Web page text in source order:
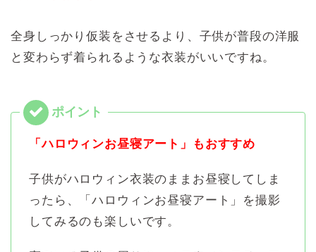
全身しっかり仮装をさせるより、子供が普段の洋服
と変わらず着られるような衣装がいいですね。
「ハロウィンお昼寝アート」もおすすめ
子供がハロウィン衣装のままお昼寝してしま
ったら、「ハロウィンお昼寝アート」を撮影
してみるのも楽しいです。